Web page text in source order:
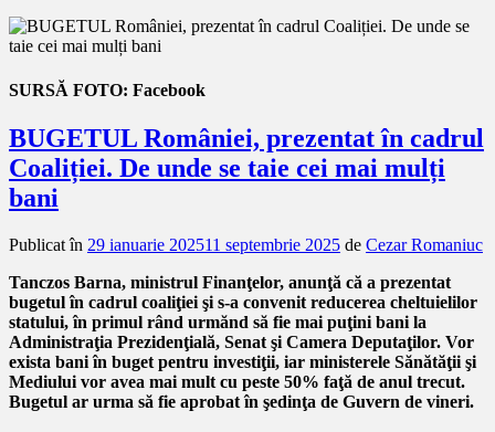
SURSĂ FOTO: Facebook
BUGETUL României, prezentat în cadrul
Coaliției. De unde se taie cei mai mulți
bani
Publicat în 29 ianuarie 202511 septembrie 2025 de Cezar Romaniuc
Tanczos Barna, ministrul Finanţelor, anunţă că a prezentat
bugetul în cadrul coaliţiei şi s-a convenit reducerea cheltuielilor
statului, în primul rând urmănd să fie mai puţini bani la
Administraţia Prezidenţială, Senat şi Camera Deputaţilor. Vor
exista bani în buget pentru investiţii, iar ministerele Sănătăţii şi
Mediului vor avea mai mult cu peste 50% faţă de anul trecut.
Bugetul ar urma să fie aprobat în şedinţa de Guvern de vineri.